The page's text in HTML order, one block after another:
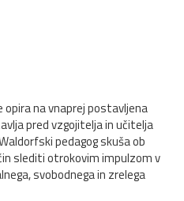
opira na vnaprej postavljena
pred vzgojitelja in učitelja
pedagog skuša ob
slediti otrokovim impulzom v
svobodnega in zrelega